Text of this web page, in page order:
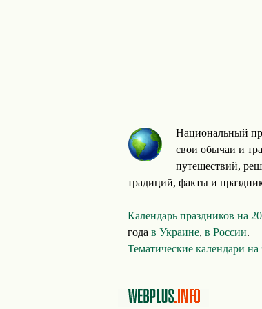
Национальный
свои обычаи и
путешествий,
традиций, факты и
Календарь праздников на
года в Украине, в России.
Тематические календари